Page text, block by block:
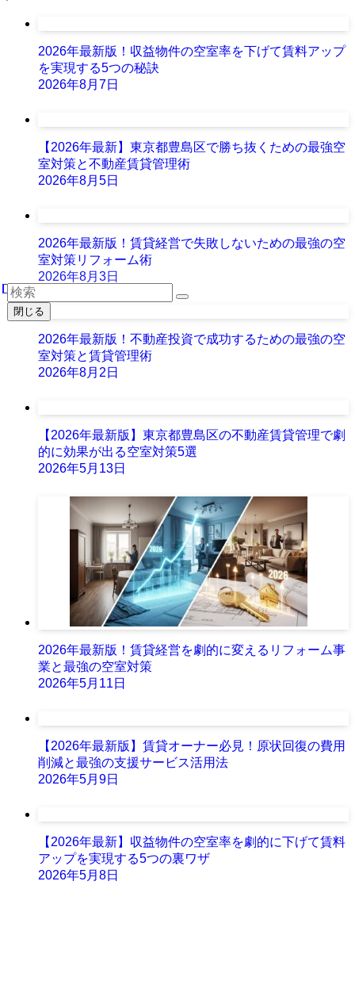
2026年最新版！収益物件の空室率を下げて賃料アップ
を実現する5つの秘訣
2026年8月7日
【2026年最新】東京都豊島区で勝ち抜くための最強空
室対策と不動産賃貸管理術
2026年8月5日
2026年最新版！賃貸経営で失敗しないための最強の空
室対策リフォーム術
2026年8月3日
2026年最新版！不動産投資で成功するための最強の空
室対策と賃貸管理術
2026年8月2日
【2026年最新版】東京都豊島区の不動産賃貸管理で劇
的に効果が出る空室対策5選
2026年5月13日
2026年最新版！賃貸経営を劇的に変えるリフォーム事
業と最強の空室対策
2026年5月11日
【2026年最新版】賃貸オーナー必見！原状回復の費用
削減と最強の支援サービス活用法
2026年5月9日
【2026年最新】収益物件の空室率を劇的に下げて賃料
アップを実現する5つの裏ワザ
2026年5月8日
閉じる